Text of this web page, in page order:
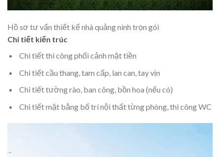
Hồ sơ tư vấn thiết kế nhà quảng ninh trọn gói
Chi tiết kiến trúc
Chi tiết thi công phối cảnh mặt tiền
Chi tiết cầu thang, tam cấp, lan can, tay vịn
Chi tiết tường rào, ban công, bồn hoa (nếu có)
Chi tiết mặt bằng bố trí nội thất từng phòng, thi công WC